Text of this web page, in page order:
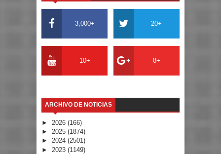
3,000+ 20+
10+ 8+
ARCHIVO DE NOTICIAS
► 2026 (166)
► 2025 (1874)
► 2024 (2501)
► 2023 (1149)